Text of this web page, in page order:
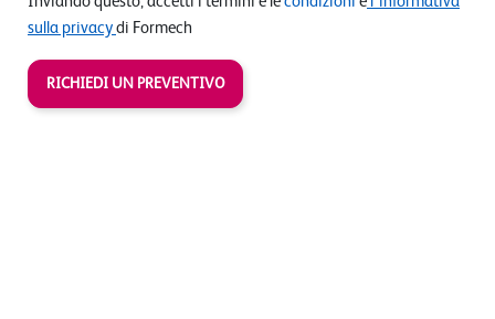
sulla privacy di Formech
RICHIEDI UN PREVENTIVO